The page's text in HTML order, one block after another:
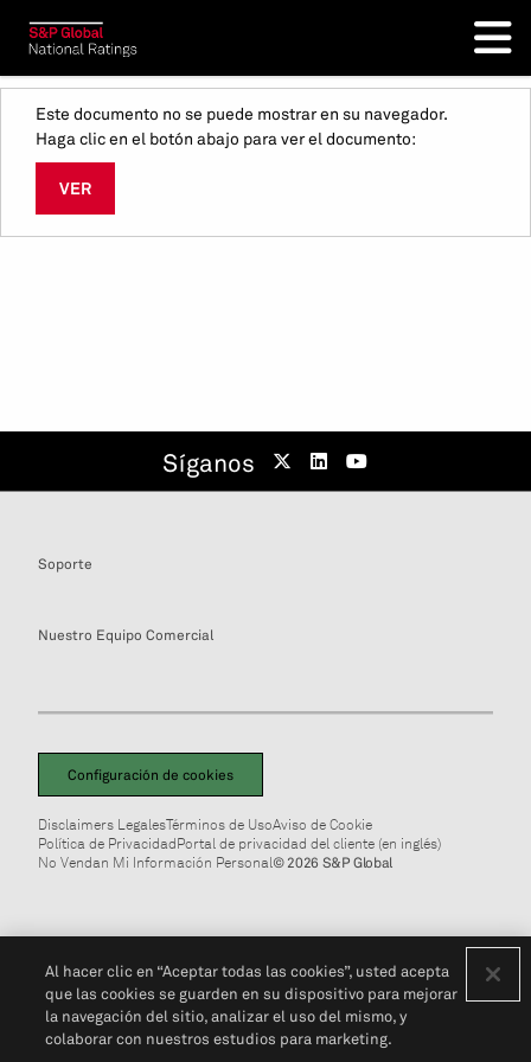
Este documento no se puede mostrar en su navegador.
Haga clic en el botón abajo para ver el documento:
VER
Síganos
Soporte
Nuestro Equipo Comercial
Configuración de cookies
Disclaimers LegalesTérminos de UsoAviso de Cookie
Política de PrivacidadPortal de privacidad del cliente (en inglés)
No Vendan Mi Información Personal© 2026 S&P Global
Al hacer clic en “Aceptar todas las cookies”, usted acepta
que las cookies se guarden en su dispositivo para mejorar
la navegación del sitio, analizar el uso del mismo, y
colaborar con nuestros estudios para marketing.